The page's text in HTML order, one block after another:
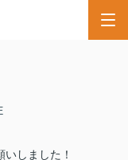
しました！